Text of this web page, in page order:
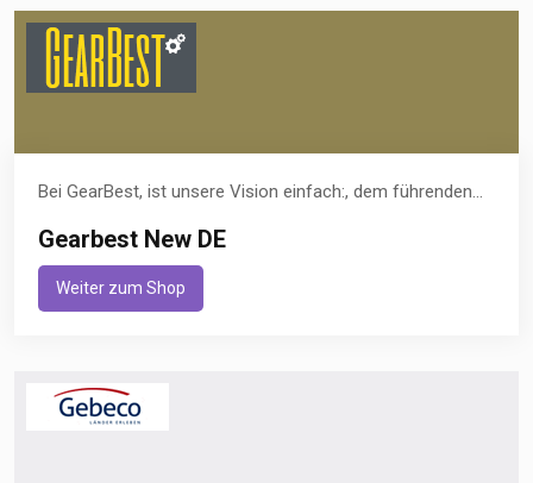
Bei GearBest, ist unsere Vision einfach:, dem führenden...
Gearbest New DE
Weiter zum Shop